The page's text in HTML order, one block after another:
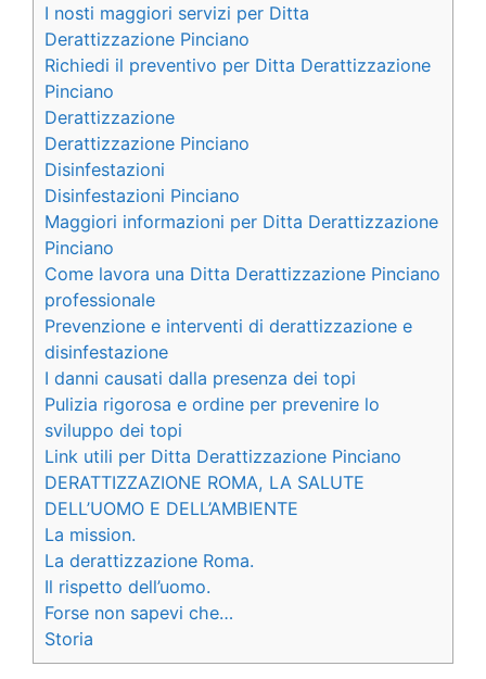
I nosti maggiori servizi per Ditta
Derattizzazione Pinciano
Richiedi il preventivo per Ditta Derattizzazione
Pinciano
Derattizzazione
Derattizzazione Pinciano
Disinfestazioni
Disinfestazioni Pinciano
Maggiori informazioni per Ditta Derattizzazione
Pinciano
Come lavora una Ditta Derattizzazione Pinciano
professionale
Prevenzione e interventi di derattizzazione e
disinfestazione
I danni causati dalla presenza dei topi
Pulizia rigorosa e ordine per prevenire lo
sviluppo dei topi
Link utili per Ditta Derattizzazione Pinciano
DERATTIZZAZIONE ROMA, LA SALUTE
DELL’UOMO E DELL’AMBIENTE
La mission.
La derattizzazione Roma.
Il rispetto dell’uomo.
Forse non sapevi che…
Storia